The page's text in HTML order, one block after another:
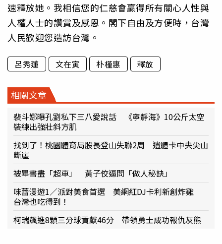
速釋放她。我相信您的仁慈會贏得所有關心人性與
人權人士的讚賞及感恩。閣下自由及方便時，台灣
人民歡迎您造訪台灣。
呂秀蓮 文在寅 朴槿惠 釋放
相關文章
裴斗娜曝孔劉私下三八愛說話 《寧靜海》10公斤太空
裝練出強壯斜方肌
找到了！桃園體育局股長登山失聯2周 遺體卡中央尖山
斷崖
被畢書盡「超車」 黃子佼逼問「做人秘訣」
味蕾漫遊1／派對美食首選 美網紅DJ卡利新創炸雞
台灣也吃得到！
柯瑞飆進8顆三分球貢獻46分 帶領勇士成功報仇灰熊